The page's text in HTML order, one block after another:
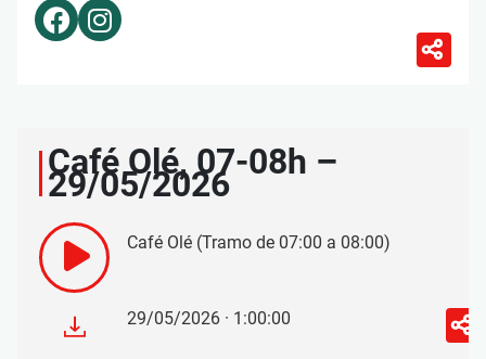
Café Olé, 07-08h –
29/05/2026
Café Olé (Tramo de 07:00 a 08:00)
29/05/2026 · 1:00:00